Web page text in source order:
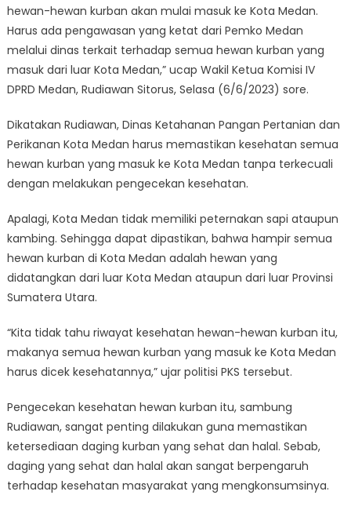
hewan-hewan kurban akan mulai masuk ke Kota Medan.
Harus ada pengawasan yang ketat dari Pemko Medan
melalui dinas terkait terhadap semua hewan kurban yang
masuk dari luar Kota Medan,” ucap Wakil Ketua Komisi IV
DPRD Medan, Rudiawan Sitorus, Selasa (6/6/2023) sore.
Dikatakan Rudiawan, Dinas Ketahanan Pangan Pertanian dan
Perikanan Kota Medan harus memastikan kesehatan semua
hewan kurban yang masuk ke Kota Medan tanpa terkecuali
dengan melakukan pengecekan kesehatan.
Apalagi, Kota Medan tidak memiliki peternakan sapi ataupun
kambing. Sehingga dapat dipastikan, bahwa hampir semua
hewan kurban di Kota Medan adalah hewan yang
didatangkan dari luar Kota Medan ataupun dari luar Provinsi
Sumatera Utara.
“Kita tidak tahu riwayat kesehatan hewan-hewan kurban itu,
makanya semua hewan kurban yang masuk ke Kota Medan
harus dicek kesehatannya,” ujar politisi PKS tersebut.
Pengecekan kesehatan hewan kurban itu, sambung
Rudiawan, sangat penting dilakukan guna memastikan
ketersediaan daging kurban yang sehat dan halal. Sebab,
daging yang sehat dan halal akan sangat berpengaruh
terhadap kesehatan masyarakat yang mengkonsumsinya.